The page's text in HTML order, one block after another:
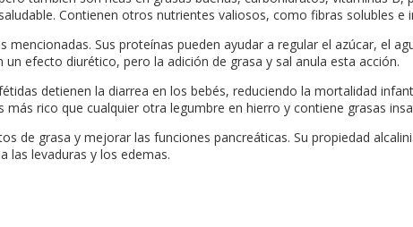
Contienen otros nutrientes valiosos, como fibras solubles e
Sus proteínas pueden ayudar a regular el azúcar, el
efecto diurético, pero la adición de grasa y sal anula esta acción.
detienen la diarrea en los bebés, reduciendo la mortalidad
rico que cualquier otra legumbre en hierro y contiene grasas
de grasa y mejorar las funciones pancreáticas. Su propiedad
las levaduras y los edemas.